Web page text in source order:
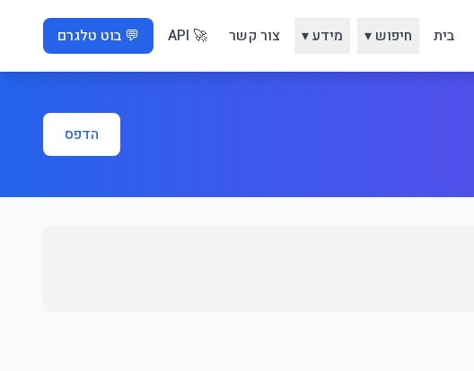
בית חיפוש ▾ מידע ▾ צור קשר 🚀 API 💬 בוט טלגרם
הדפס